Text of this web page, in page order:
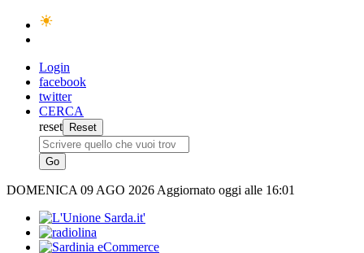
Login
facebook
twitter
CERCA
reset
DOMENICA 09 AGO 2026 Aggiornato oggi alle 16:01